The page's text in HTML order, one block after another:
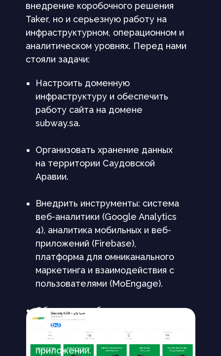
внедрение коробочного решения
Taker, но и серьезную работу на
инфраструктурном, операционном и
аналитическом уровнях. Перед нами
стояли задачи:
Настроить доменную
инфраструктуру и обеспечить
работу сайта на домене
subway.sa.
Организовать хранение данных
на территории Саудовской
Аравии.
Внедрить инструменты: система
веб-аналитики (Google Analytics
4), аналитика мобильных и веб-
приложений (Firebase),
платформа для омниканального
маркетинга и взаимодействия с
пользователями (MoEngage).
Обеспечить сбор и анализ
пользовательского поведения в
веб версии и мобильном
приложении.